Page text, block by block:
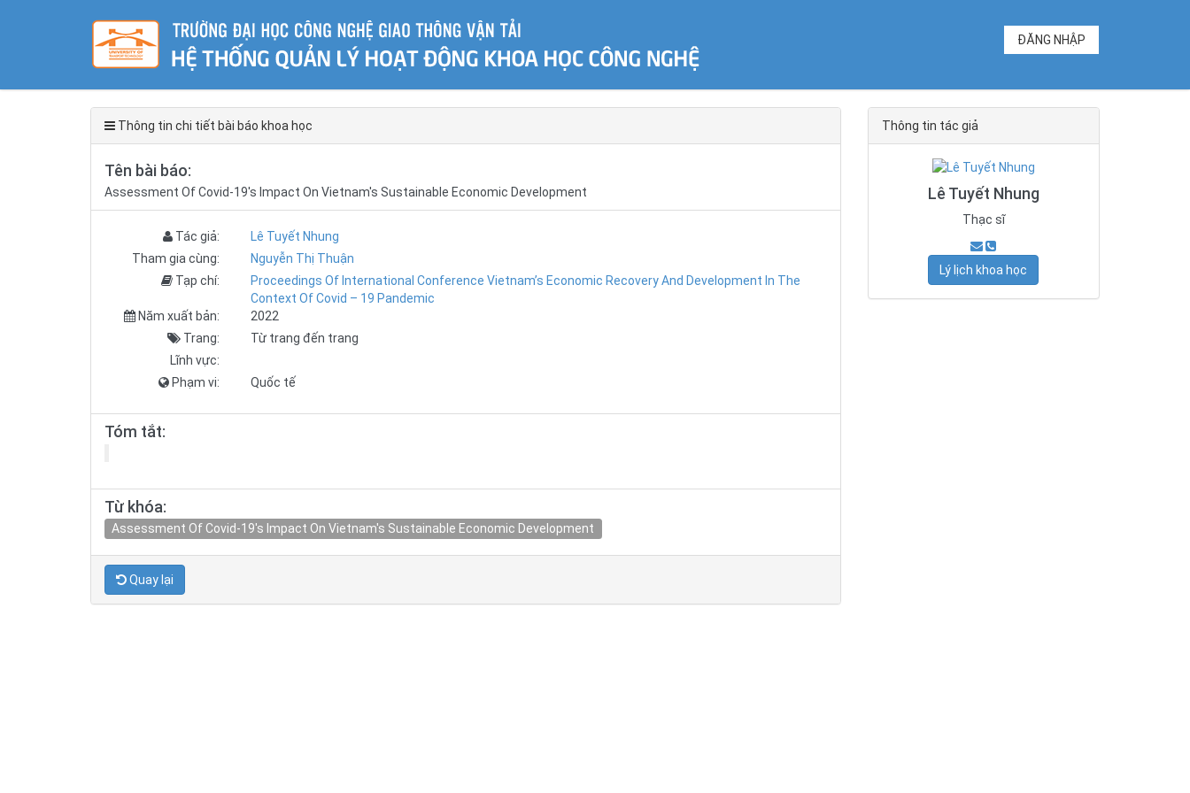
ĐĂNG NHẬP
Thông tin chi tiết bài báo khoa học
Tên bài báo:
Assessment Of Covid-19's Impact On Vietnam's Sustainable Economic Development
Tác giả:
Lê Tuyết Nhung
Tham gia cùng:
Nguyễn Thị Thuận
Tạp chí:
Proceedings Of International Conference Vietnam’s Economic Recovery And Development In The
Context Of Covid – 19 Pandemic
Năm xuất bản:
2022
Trang:
Từ trang đến trang
Lĩnh vực:
Phạm vi:
Quốc tế
Tóm tắt:
Từ khóa:
Assessment Of Covid-19's Impact On Vietnam's Sustainable Economic Development
Quay lại
Thông tin tác giả
Lê Tuyết Nhung
Thạc sĩ
Lý lịch khoa học